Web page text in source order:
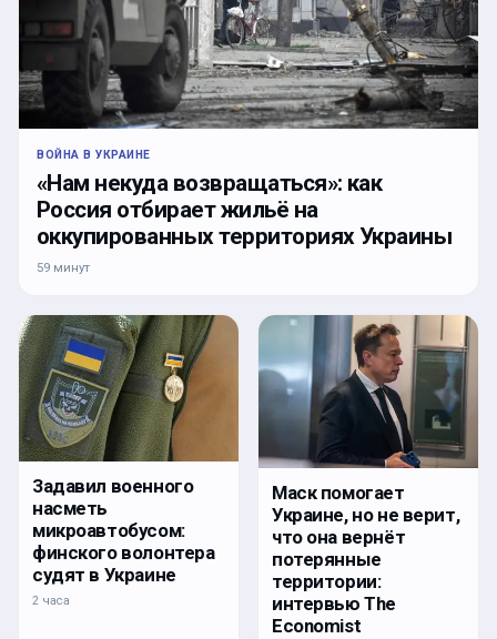
ВОЙНА В УКРАИНЕ
«Нам некуда возвращаться»: как
Россия отбирает жильё на
оккупированных территориях Украины
59 минут
Задавил военного
насметь
микроавтобусом:
финского волонтера
судят в Украине
2 часа
Маск помогает
Украине, но не верит,
что она вернёт
потерянные
территории:
интервью The
Economist